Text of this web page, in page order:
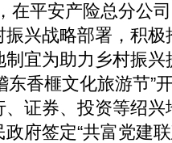
在平安产险总分公
兴战略部署，积
宜为助力乡村振
香榧文化旅游节”
证券、投资等绍
府签定“共富党建